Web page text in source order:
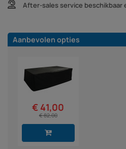
After-sales service beschikbaar
Aanbevolen opties
€ 41,00
€ 82,00